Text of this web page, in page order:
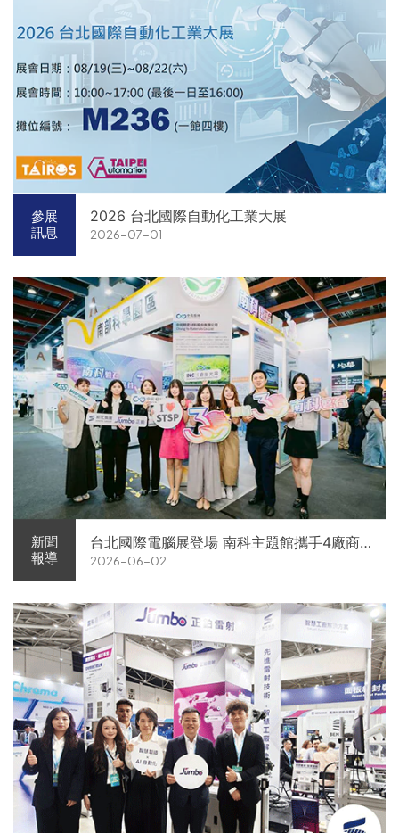
參展
訊息
2026 台北國際自動化工業大展
2026-07-01
新聞
報導
台北國際電腦展登場 南科主題館攜手4廠商
展現AI供應鏈實力
2026-06-02